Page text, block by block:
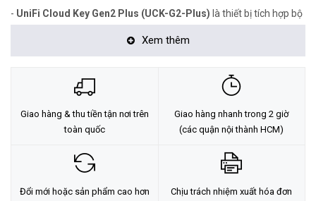
- UniFi Cloud Key Gen2 Plus (UCK-G2-Plus) là thiết bị tích hợp bộ
TB HDD SATA để lưu trữ video, bộ nhớ flash 32 GB eMMC và sử
cloud.
Xem thêm
Giao hàng & thu tiền tận nơi trên
toàn quốc
Giao hàng nhanh trong 2 giờ
(các quận nội thành HCM)
Đổi mới hoặc sản phẩm cao hơn
Chịu trách nhiệm xuất hóa đơn